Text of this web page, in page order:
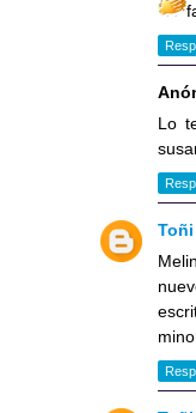
Lo
Toñi